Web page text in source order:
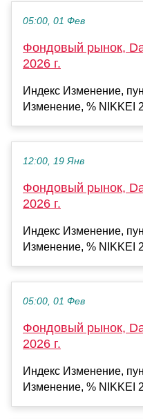
05:00, 01 Фев
Фондовый рынок,
2026 г.
Индекс Изменение,
Изменение, % NIKKEI
12:00, 19 Янв
Фондовый рынок,
2026 г.
Индекс Изменение,
Изменение, % NIKKEI
05:00, 01 Фев
Фондовый рынок,
2026 г.
Индекс Изменение,
Изменение, % NIKKEI